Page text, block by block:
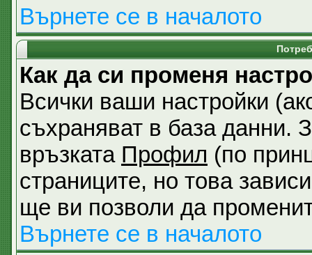
Върнете се в началото
Как да си променя
Всички ваши настройки
съхраняват в база данни.
връзката Профил (по
страниците, но това
ще ви позволи да
Върнете се в началото